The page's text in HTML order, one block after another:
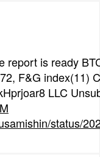
report is ready
F&G index(11)
LLC
status/